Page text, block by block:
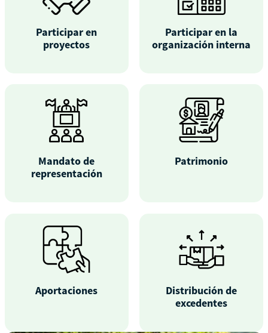
Participar en
proyectos
Participar en la
organización interna
Mandato de
representación
Patrimonio
Aportaciones
Distribución de
excedentes